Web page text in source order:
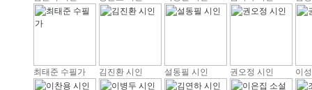
최태준 수필가 김진환 시인 설동필 시인 권오정 시인 이